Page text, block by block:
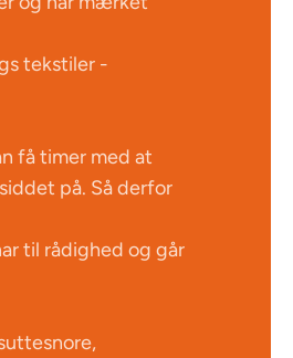
tekstiler -
få timer med at
på. Så derfor
til rådighed og går